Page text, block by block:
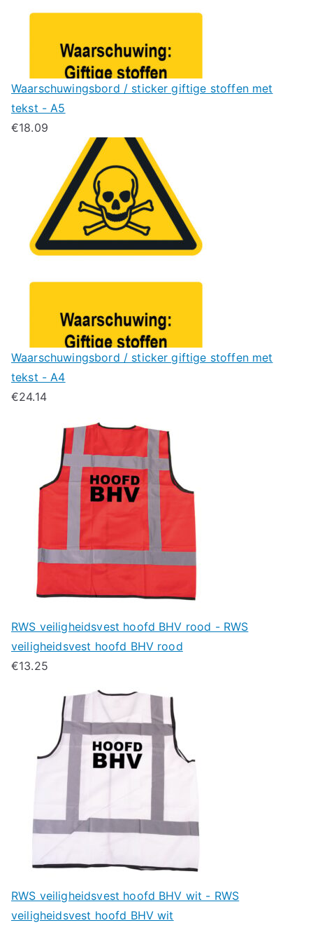
Waarschuwingsbord / sticker giftige stoffen met
tekst - A5
€18.09
Waarschuwingsbord / sticker giftige stoffen met
tekst - A4
€24.14
RWS veiligheidsvest hoofd BHV rood - RWS
veiligheidsvest hoofd BHV rood
€13.25
RWS veiligheidsvest hoofd BHV wit - RWS
veiligheidsvest hoofd BHV wit